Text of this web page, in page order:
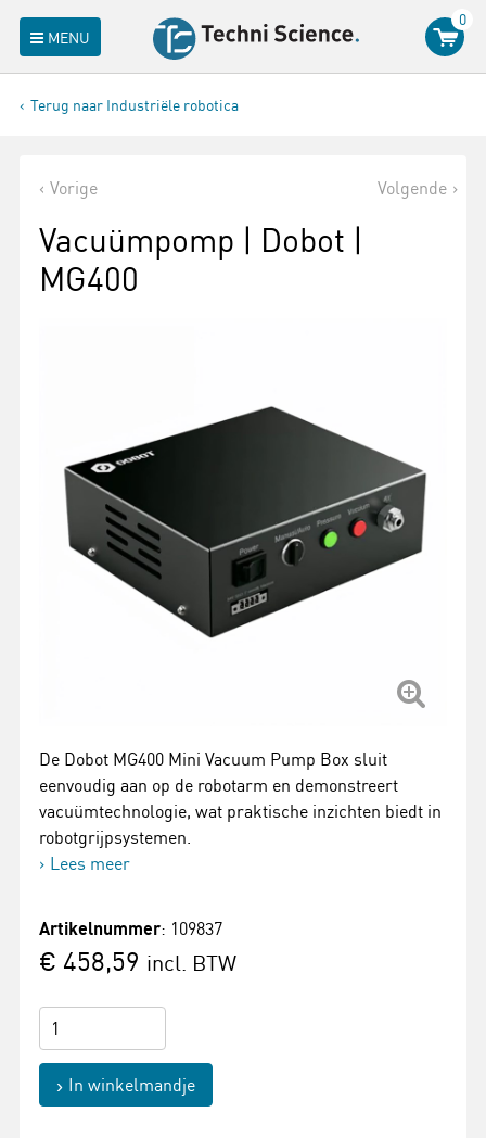
MENU
0
Terug naar Industriële robotica
Vorige Volgende
Vacuümpomp | Dobot |
MG400
De Dobot MG400 Mini Vacuum Pump Box sluit
eenvoudig aan op de robotarm en demonstreert
vacuümtechnologie, wat praktische inzichten biedt in
robotgrijpsystemen.
Lees meer
Artikelnummer: 109837
€ 458,59 incl. BTW
In winkelmandje